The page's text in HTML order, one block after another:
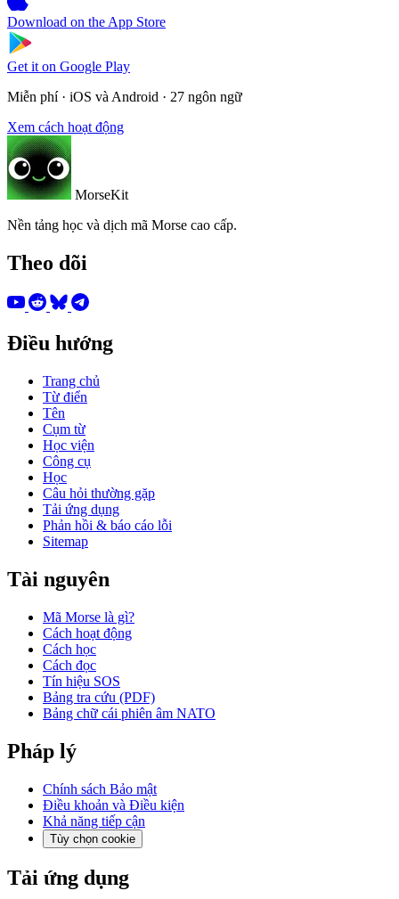
Download on the App Store
Get it on Google Play
Miễn phí · iOS và Android · 27 ngôn ngữ
Xem cách hoạt động
MorseKit
Nền tảng học và dịch mã Morse cao cấp.
Theo dõi
Điều hướng
Trang chủ
Từ điển
Tên
Cụm từ
Học viện
Công cụ
Học
Câu hỏi thường gặp
Tải ứng dụng
Phản hồi & báo cáo lỗi
Sitemap
Tài nguyên
Mã Morse là gì?
Cách hoạt động
Cách học
Cách đọc
Tín hiệu SOS
Bảng tra cứu (PDF)
Bảng chữ cái phiên âm NATO
Pháp lý
Chính sách Bảo mật
Điều khoản và Điều kiện
Khả năng tiếp cận
Tùy chọn cookie
Tải ứng dụng